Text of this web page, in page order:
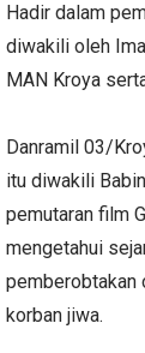
Hadir dalam
diwakili oleh
MAN Kroya
Danramil 03/
itu diwakili
pemutaran film
mengetahui
pemberobtakan
korban jiwa.